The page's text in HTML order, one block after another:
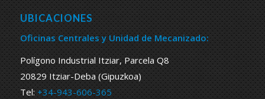
UBICACIONES
Oficinas Centrales y Unidad de Mecanizado:
Polígono Industrial Itziar, Parcela Q8
20829 Itziar-Deba (Gipuzkoa)
Tel:+34-943-606-365